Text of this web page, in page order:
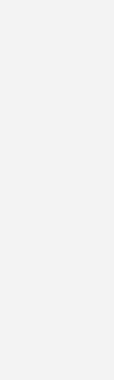
von Trends, Prognosen zur
Simulation neuer
die zu Instabilität
Sie im E-Book, wie
erzielen!
mit dem ERE
von uns
gebündelt und